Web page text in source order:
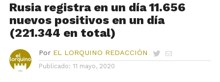
Rusia registra en un día 11.656
nuevos positivos en un día
(221.344 en total)
Por EL LORQUINO REDACCIÓN
Publicado: 11 mayo, 2020